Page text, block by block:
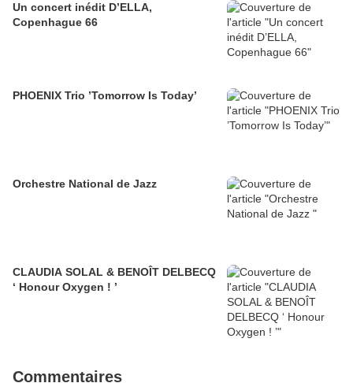
Un concert inédit D’ELLA,
Copenhague 66
PHOENIX Trio ’Tomorrow Is Today’
Orchestre National de Jazz
CLAUDIA SOLAL & BENOÎT DELBECQ
‘ Honour Oxygen ! ’
Commentaires